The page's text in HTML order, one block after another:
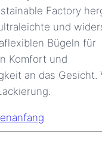
Factory
und
Bügeln für
Komfort und
an das Gesicht.